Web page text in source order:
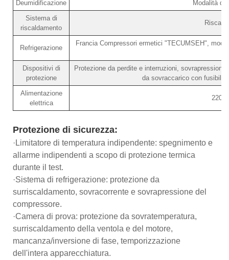
Deumidificazione
Modalità di
Sistema di
riscaldamento
Refrigerazione
Francia Compressori ermetici "TECUMSEH",
Dispositivi di
protezione
Protezione da perdite e interruzioni,
da sovraccarico con
Alimentazione
elettrica
Protezione di sicurezza:
·Limitatore di temperatura indipendente: spegnimento e
allarme indipendenti a scopo di protezione termica
durante il test.
·Sistema di refrigerazione: protezione da
surriscaldamento, sovracorrente e sovrapressione del
compressore.
·Camera di prova: protezione da sovratemperatura,
surriscaldamento della ventola e del motore,
mancanza/inversione di fase, temporizzazione
dell'intera apparecchiatura.